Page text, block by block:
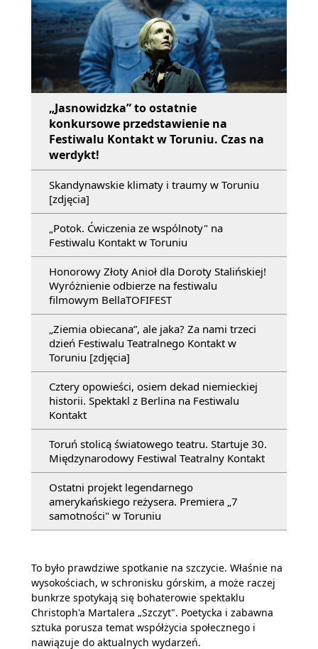
„Jasnowidzka” to ostatnie
konkursowe przedstawienie na
Festiwalu Kontakt w Toruniu. Czas na
werdykt!
Skandynawskie klimaty i traumy w Toruniu
[zdjęcia]
„Potok. Ćwiczenia ze wspólnoty" na
Festiwalu Kontakt w Toruniu
Honorowy Złoty Anioł dla Doroty Stalińskiej!
Wyróżnienie odbierze na festiwalu
filmowym BellaTOFIFEST
„Ziemia obiecana”, ale jaka? Za nami trzeci
dzień Festiwalu Teatralnego Kontakt w
Toruniu [zdjęcia]
Cztery opowieści, osiem dekad niemieckiej
historii. Spektakl z Berlina na Festiwalu
Kontakt
Toruń stolicą światowego teatru. Startuje 30.
Międzynarodowy Festiwal Teatralny Kontakt
Ostatni projekt legendarnego
amerykańskiego reżysera. Premiera „7
samotności" w Toruniu
To było prawdziwe spotkanie na szczycie. Właśnie na
wysokościach, w schronisku górskim, a może raczej
bunkrze spotykają się bohaterowie spektaklu
Christoph'a Martalera „Szczyt". Poetycka i zabawna
sztuka porusza temat współżycia społecznego i
nawiązuje do aktualnych wydarzeń.